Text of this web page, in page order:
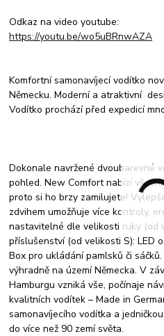
Odkaz na video youtube:
https://youtu.be/wo5uBRnwAZA
Komfortní samonavíjecí vodítko
Německu. Moderní a atraktivní
Vodítko prochází před expedicí
Dokonale navržené dvoubarevné
pohled. New Comfort nabízí
proto si ho brzy zamilujete!
zdvihem umožňuje více kontroly,
nastavitelné dle velikosti ruky (od
příslušenství (od velikosti S): LED
Box pro ukládání pamlsků či
výhradně na území Německa. V
Hamburgu vzniká vše, počínaje
kvalitních vodítek – Made in
samonavíjecího vodítka a
do více než 90 zemí světa.